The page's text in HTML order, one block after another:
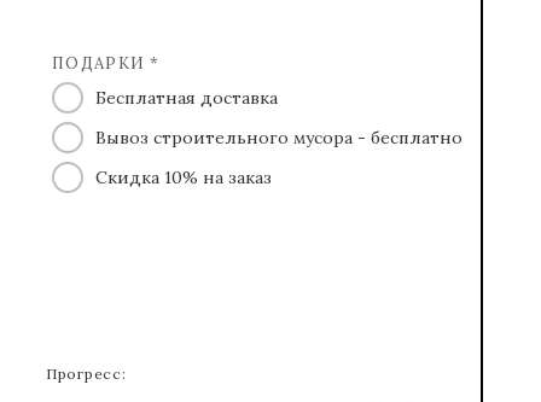
ПОДАРКИ *
Бесплатная доставка
Вывоз строительного мусора - бесплатно
Скидка 10% на заказ
Прогресс: